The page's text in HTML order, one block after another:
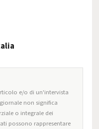
e/o di un'intervista
non significa
o integrale dei
possono rappresentare